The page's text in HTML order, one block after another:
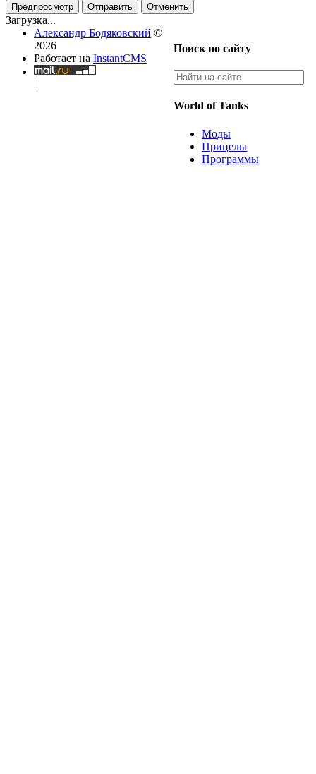
Предпросмотр Отправить Отменить
Загрузка...
Поиск по сайту
World of Tanks
Моды
Прицелы
Программы
Александр Бодяковский ©
2026
Работает на InstantCMS
|